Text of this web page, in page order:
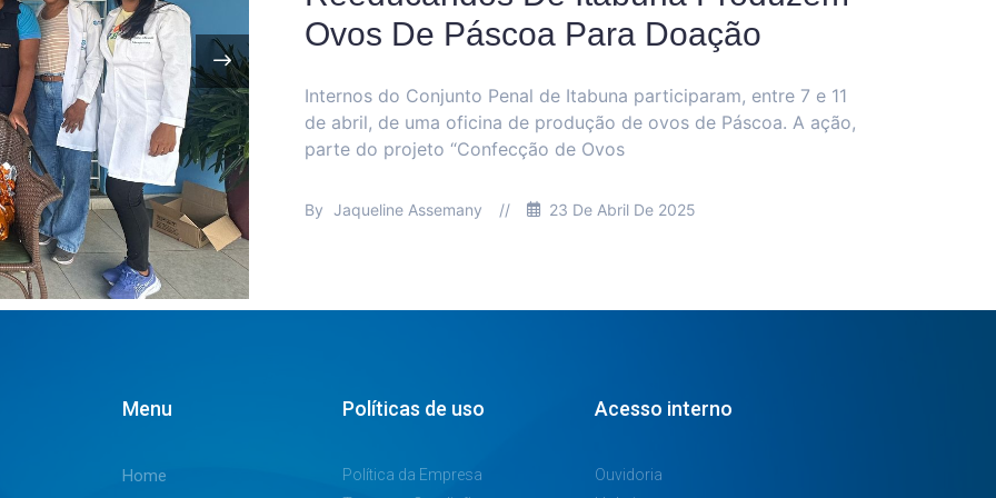
Ovos De Páscoa Para Doação
Internos do Conjunto Penal de Itabuna participaram, entre 7 e 11
de abril, de uma oficina de produção de ovos de Páscoa. A ação,
parte do projeto “Confecção de Ovos
By Jaqueline Assemany // 23 De Abril De 2025
Menu
Home
Políticas de uso
Política da Empresa
Acesso interno
Ouvidoria